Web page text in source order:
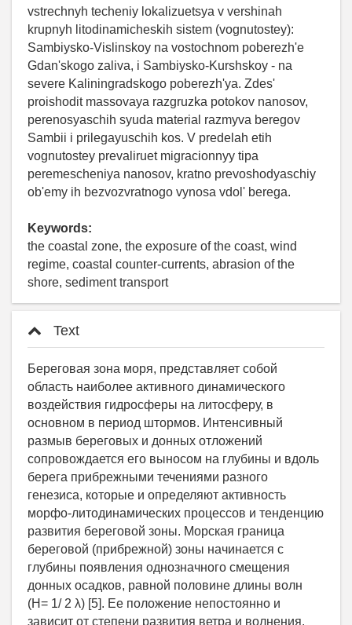
vstrechnyh techeniy lokalizuetsya v vershinah
krupnyh litodinamicheskih sistem (vognutostey):
Sambiysko-Vislinskoy na vostochnom poberezh'e
Gdan'skogo zaliva, i Sambiysko-Kurshskoy - na
severe Kaliningradskogo poberezh'ya. Zdes'
proishodit massovaya razgruzka potokov nanosov,
perenosyaschih syuda material razmyva beregov
Sambii i prilegayuschih kos. V predelah etih
vognutostey prevaliruet migracionnyy tipa
peremescheniya nanosov, kratno prevoshodyaschiy
ob'emy ih bezvozvratnogo vynosa vdol' berega.
Keywords:
the coastal zone, the exposure of the coast, wind
regime, coastal counter-currents, abrasion of the
shore, sediment transport
Text
Береговая зона моря, представляет собой
область наиболее активного динамического
воздействия гидросферы на литосферу, в
основном в период штормов. Интенсивный
размыв береговых и донных отложений
сопровождается его выносом на глубины и вдоль
берега прибрежными течениями разного
генезиса, которые и определяют активность
морфо-литодинамических процессов и тенденцию
развития береговой зоны. Морская граница
береговой (прибрежной) зоны начинается с
глубины появления однозначного смещения
донных осадков, равной половине длины волн
(Н= 1/ 2 λ) [5]. Ее положение непостоянно и
зависит от степени развития ветра и волнения.